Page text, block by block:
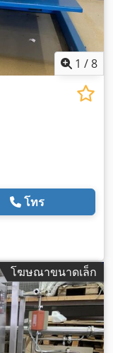
1 /8
โทร
โฆษณาขนาดเล็ก